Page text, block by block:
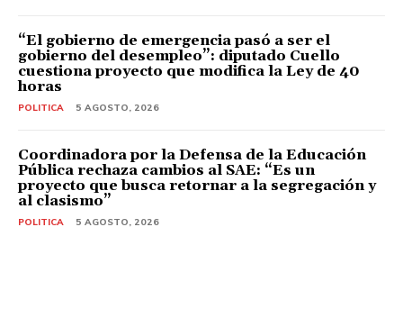
“El gobierno de emergencia pasó a ser el
gobierno del desempleo”: diputado Cuello
cuestiona proyecto que modifica la Ley de 40
horas
POLITICA 5 AGOSTO, 2026
Coordinadora por la Defensa de la Educación
Pública rechaza cambios al SAE: “Es un
proyecto que busca retornar a la segregación y
al clasismo”
POLITICA 5 AGOSTO, 2026